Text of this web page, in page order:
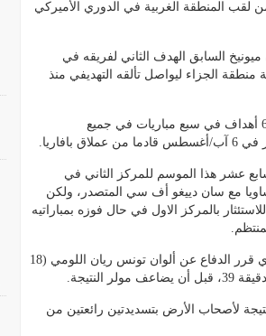
المنطقة الغربية في الدوري الأميركي
السابق الهدف الثاني لفريقه في
حافة منطقة الجزاء ليواصل تألقه التهديفي منذ
ورفع مولر، البالغ 36 عاما، غلته إلى 6 أهداف في سبع مباريات في جميع
عشر هذا الموسم للمركز الثاني في
برصيد 60 نقطة متساويا مع سان دييغو أف سي المتصدر، ولكن
بالمركز الاول في حال فوزه بمباراتيه
وافتتح المهاجم المولود في كندا والذي قرر الدفاع عن ألوان تونس ريان اللومي (18
لأصحاب الأرض بتسديدتين رائعتين من